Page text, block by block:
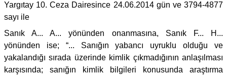
Yargıtay 10. Ceza Dairesince 24.06.2014 gün ve 3794-4877
sayı ile
Sanık A... A... yönünden onanmasına, Sanık F... H...
yönünden ise; “... Sanığın yabancı uyruklu olduğu ve
yakalandığı sırada üzerinde kimlik çıkmadığının anlaşılması
karşısında; sanığın kimlik bilgileri konusunda araştırma